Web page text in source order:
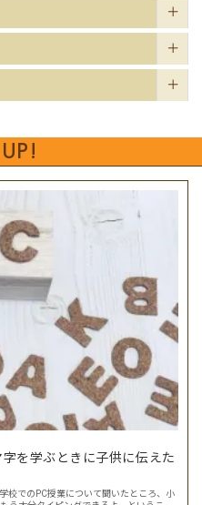
を学ぶときに子供に伝えた
校でのPC授業について聞いたところ、小